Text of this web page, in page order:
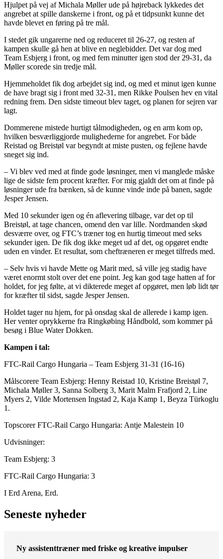
Hjulpet på vej af Michala Møller ude på højreback lykkedes det
angrebet at spille danskerne i front, og på et tidpsunkt kunne det
havde blevet en føring på tre mål.
I stedet gik ungarerne ned og reduceret til 26-27, og resten af
kampen skulle gå hen at blive en neglebidder. Det var dog med
Team Esbjerg i front, og med fem minutter igen stod der 29-31, da
Møller scorede sin tredje mål.
Hjemmeholdet fik dog arbejdet sig ind, og med et minut igen kunne
de have bragt sig i front med 32-31, men Rikke Poulsen hev en vital
redning frem. Den sidste timeout blev taget, og planen for sejren var
lagt.
Dommerene mistede hurtigt tålmodigheden, og en arm kom op,
hvilken besværliggjorde mulighederne for angrebet. For både
Reistad og Breistøl var begyndt at miste pusten, og fejlene havde
sneget sig ind.
– Vi blev ved med at finde gode løsninger, men vi manglede måske
lige de sidste fem procent kræfter. For mig gjaldt det om at finde på
løsninger ude fra bænken, så de kunne vinde inde på banen, sagde
Jesper Jensen.
Med 10 sekunder igen og én aflevering tilbage, var det op til
Breistøl, at tage chancen, omend den var lille. Nordmanden skød
desværre over, og FTC’s træner tog en hurtig timeout med seks
sekunder igen. De fik dog ikke meget ud af det, og opgøret endte
uden en vinder. Et resultat, som cheftræneren er meget tilfreds med.
– Selv hvis vi havde Mette og Marit med, så ville jeg stadig have
været enormt stolt over det ene point. Jeg kan god tage hatten af for
holdet, for jeg følte, at vi dikterede meget af opgøret, men løb lidt tør
for kræfter til sidst, sagde Jesper Jensen.
Holdet tager nu hjem, for på onsdag skal de allerede i kamp igen.
Her venter oprykkerne fra Ringkøbing Håndbold, som kommer på
besøg i Blue Water Dokken.
Kampen i tal:
FTC-Rail Cargo Hungaria – Team Esbjerg 31-31 (16-16)
Målscorere Team Esbjerg: Henny Reistad 10, Kristine Breistøl 7,
Michala Møller 3, Sanna Solberg 3, Marit Malm Frafjord 2, Line
Myers 2, Vilde Mortensen Ingstad 2, Kaja Kamp 1, Beyza Türkoglu
1.
Topscorer FTC-Rail Cargo Hungaria: Antje Malestein 10
Udvisninger:
Team Esbjerg: 3
FTC-Rail Cargo Hungaria: 3
I Erd Arena, Erd.
Seneste nyheder
Ny assistenttræner med friske og kreative impulser